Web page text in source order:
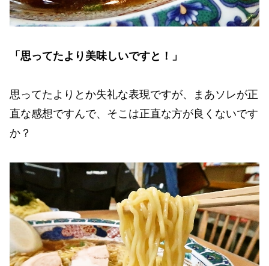
「思ってたより美味しいですと！」
思ってたよりとか失礼な表現ですが、まあソレが正
直な感想ですんで、そこは正直な方が良くないです
か？